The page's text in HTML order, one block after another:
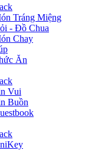
Tráng Miệng
- Đồ Chua
Chay
Ăn
Vui
Buồn